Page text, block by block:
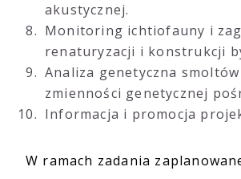
akustycznej.
Monitoring ichtiofauny i
renaturyzacji i konstrukcji
Analiza genetyczna
zmienności genetycznej
Informacja i promocja
W ramach zadania